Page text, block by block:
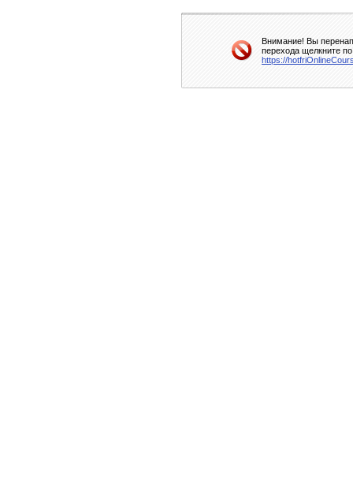
Внимание! Вы
перехода щелкните
https://